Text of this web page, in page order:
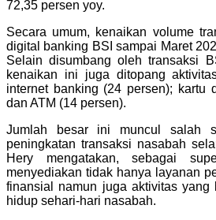
72,35 persen yoy.
Secara umum, kenaikan volume
digital banking BSI sampai Maret
Selain disumbang oleh transaksi
kenaikan ini juga ditopang
internet banking (24 persen); kartu
dan ATM (14 persen).
Jumlah besar ini muncul salah
peningkatan transaksi nasabah
Hery mengatakan, sebagai
menyediakan tidak hanya layanan
finansial namun juga aktivitas yang
hidup sehari-hari nasabah.